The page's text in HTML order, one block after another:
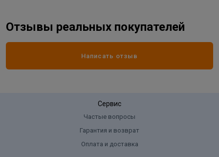
Отзывы реальных покупателей
Написать отзыв
Сервис
Частые вопросы
Гарантия и возврат
Оплата и доставка